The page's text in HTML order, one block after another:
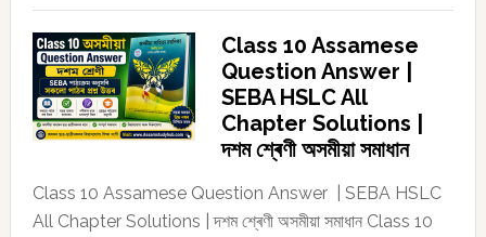
Class 10 Assamese
Question Answer |
SEBA HSLC All
Chapter Solutions |
দশম শ্ৰেণী অসমীয়া সমাধান
Class 10 Assamese Question Answer | SEBA HSLC
All Chapter Solutions | দশম শ্ৰেণী অসমীয়া সমাধান Class 10